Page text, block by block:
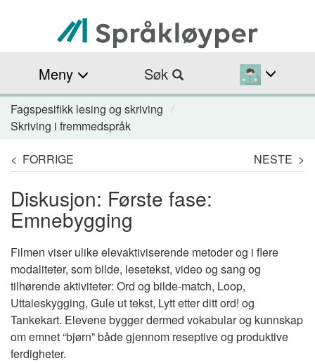
hovedinnhold
Meny Søk
Navigasjonssti
Fagspesifikk lesing og skriving
Skriving i fremmedspråk
< FORRIGE NESTE >
Diskusjon: Første fase:
Emnebygging
Filmen viser ulike elevaktiviserende metoder og i flere
modaliteter, som bilde, lesetekst, video og sang og
tilhørende aktiviteter: Ord og bilde-match, Loop,
Uttaleskygging, Gule ut tekst, Lytt etter ditt ord! og
Tankekart. Elevene bygger dermed vokabular og kunnskap
om emnet “bjørn” både gjennom reseptive og produktive
ferdigheter.